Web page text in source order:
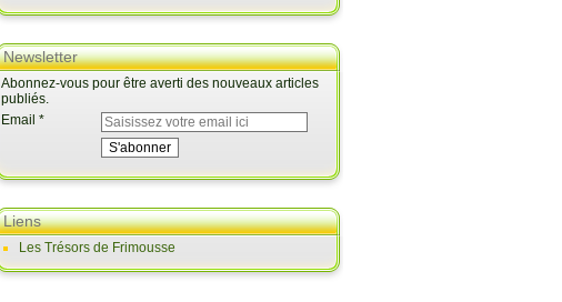
Newsletter
Abonnez-vous pour être averti des nouveaux articles
publiés.
Email
Liens
Les Trésors de Frimousse